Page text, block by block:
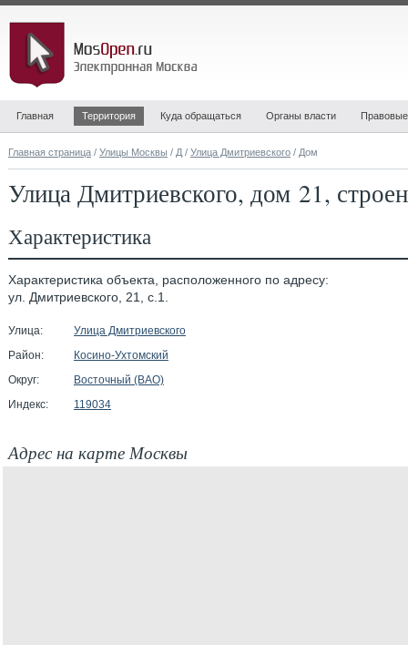
Главная Территория Куда обращаться Органы власти
Главная страница / Улицы Москвы / Д / Улица Дмитриевского / Дом
Улица Дмитриевского, дом 21,
Характеристика
Характеристика объекта, расположенного по адресу:
ул. Дмитриевского, 21, с.1.
Улица:
Улица Дмитриевского
Район:
Косино-Ухтомский
Округ:
Восточный (ВАО)
Индекс:
119034
Адрес на карте Москвы